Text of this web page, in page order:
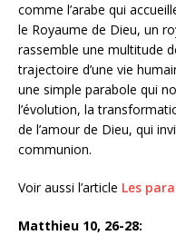
comme l’arabe qui
le Royaume de Dieu, un
rassemble une multitude
trajectoire d’une vie
une simple parabole qui
l’évolution, la
de l’amour de Dieu, qui
communion.
Voir aussi l’article Les
Matthieu 10, 26-28: